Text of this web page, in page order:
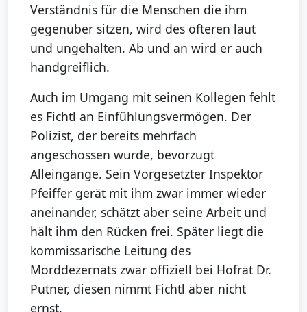
Verständnis für die Menschen die ihm
gegenüber sitzen, wird des öfteren laut
und ungehalten. Ab und an wird er auch
handgreiflich.
Auch im Umgang mit seinen Kollegen fehlt
es Fichtl an Einfühlungsvermögen. Der
Polizist, der bereits mehrfach
angeschossen wurde, bevorzugt
Alleingänge. Sein Vorgesetzter Inspektor
Pfeiffer gerät mit ihm zwar immer wieder
aneinander, schätzt aber seine Arbeit und
hält ihm den Rücken frei. Später liegt die
kommissarische Leitung des
Morddezernats zwar offiziell bei Hofrat Dr.
Putner, diesen nimmt Fichtl aber nicht
ernst.